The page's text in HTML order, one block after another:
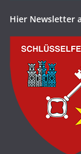
Hier Newsletter